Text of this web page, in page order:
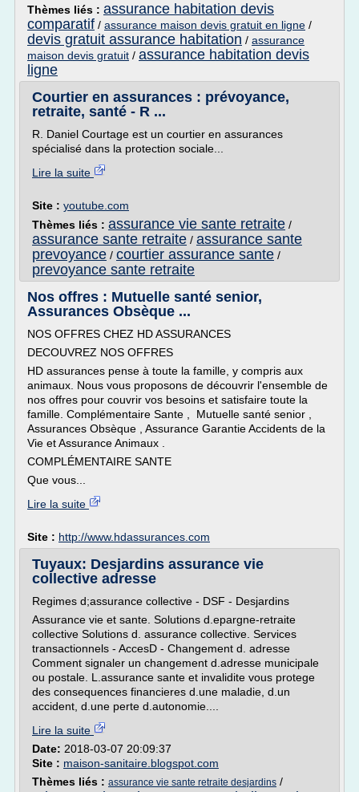
Thèmes liés : assurance habitation devis
comparatif / assurance maison devis gratuit en ligne /
devis gratuit assurance habitation / assurance
maison devis gratuit / assurance habitation devis
ligne
Courtier en assurances : prévoyance,
retraite, santé - R ...
R. Daniel Courtage est un courtier en assurances
spécialisé dans la protection sociale...
Lire la suite
Site : youtube.com
Thèmes liés : assurance vie sante retraite /
assurance sante retraite / assurance sante
prevoyance / courtier assurance sante /
prevoyance sante retraite
Nos offres : Mutuelle santé senior,
Assurances Obsèque ...
NOS OFFRES CHEZ HD ASSURANCES
DECOUVREZ NOS OFFRES
HD assurances pense à toute la famille, y compris aux
animaux. Nous vous proposons de découvrir l'ensemble de
nos offres pour couvrir vos besoins et satisfaire toute la
famille. Complémentaire Sante , Mutuelle santé senior ,
Assurances Obsèque , Assurance Garantie Accidents de la
Vie et Assurance Animaux .
COMPLÉMENTAIRE SANTE
Que vous...
Lire la suite
Site : http://www.hdassurances.com
Tuyaux: Desjardins assurance vie
collective adresse
Regimes d;assurance collective - DSF - Desjardins
Assurance vie et sante. Solutions d.epargne-retraite
collective Solutions d. assurance collective. Services
transactionnels - AccesD - Changement d. adresse
Comment signaler un changement d.adresse municipale
ou postale. L.assurance sante et invalidite vous protege
des consequences financieres d.une maladie, d.un
accident, d.une perte d.autonomie....
Lire la suite
Date: 2018-03-07 20:09:37
Site : maison-sanitaire.blogspot.com
Thèmes liés : assurance vie sante retraite desjardins /